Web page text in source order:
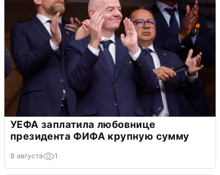
УЕФА заплатила любовнице
президента ФИФА крупную сумму
8 августа 1